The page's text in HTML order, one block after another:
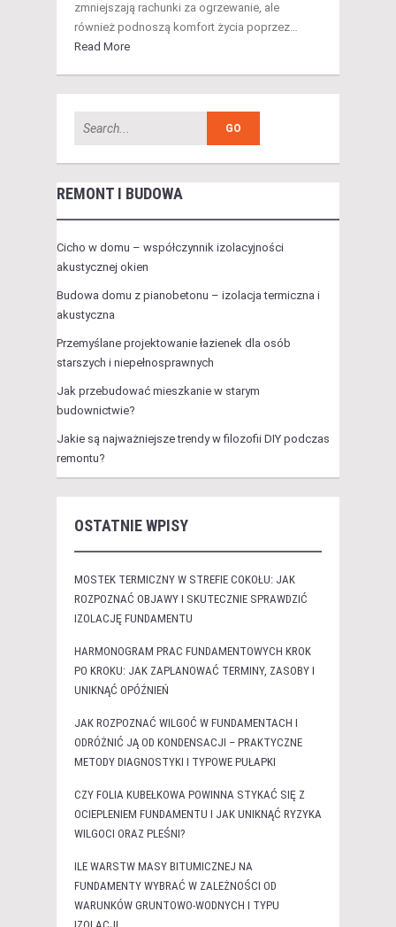
zmniejszają rachunki za ogrzewanie, ale
również podnoszą komfort życia poprzez…
Read More
REMONT I BUDOWA
Cicho w domu – współczynnik izolacyjności
akustycznej okien
Budowa domu z pianobetonu – izolacja termiczna i
akustyczna
Przemyślane projektowanie łazienek dla osób
starszych i niepełnosprawnych
Jak przebudować mieszkanie w starym
budownictwie?
Jakie są najważniejsze trendy w filozofii DIY podczas
remontu?
OSTATNIE WPISY
MOSTEK TERMICZNY W STREFIE COKOŁU: JAK
ROZPOZNAĆ OBJAWY I SKUTECZNIE SPRAWDZIĆ
IZOLACJĘ FUNDAMENTU
HARMONOGRAM PRAC FUNDAMENTOWYCH KROK
PO KROKU: JAK ZAPLANOWAĆ TERMINY, ZASOBY I
UNIKNĄĆ OPÓŹNIEŃ
JAK ROZPOZNAĆ WILGOĆ W FUNDAMENTACH I
ODRÓŻNIĆ JĄ OD KONDENSACJI – PRAKTYCZNE
METODY DIAGNOSTYKI I TYPOWE PUŁAPKI
CZY FOLIA KUBEŁKOWA POWINNA STYKAĆ SIĘ Z
OCIEPLENIEM FUNDAMENTU I JAK UNIKNĄĆ RYZYKA
WILGOCI ORAZ PLEŚNI?
ILE WARSTW MASY BITUMICZNEJ NA
FUNDAMENTY WYBRAĆ W ZALEŻNOŚCI OD
WARUNKÓW GRUNTOWO-WODNYCH I TYPU